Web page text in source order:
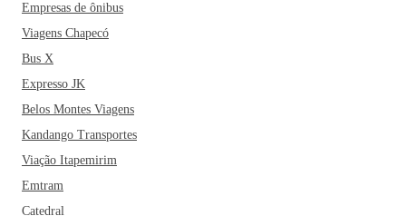
Empresas de ônibus
Viagens Chapecó
Bus X
Expresso JK
Belos Montes Viagens
Kandango Transportes
Viação Itapemirim
Emtram
Catedral